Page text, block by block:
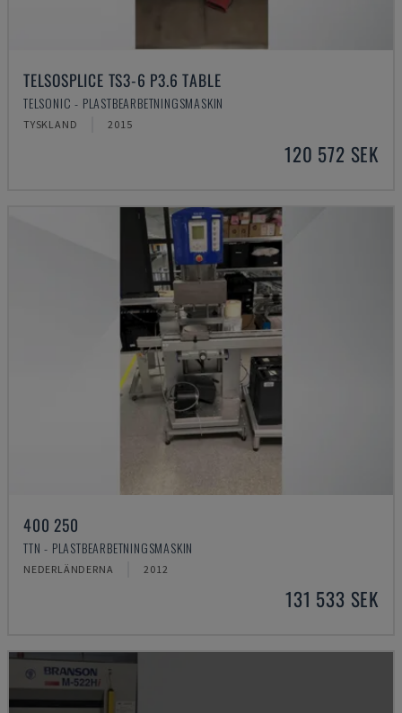
TELSOSPLICE TS3-6 P3.6 TABLE
TELSONIC - PLASTBEARBETNINGSMASKIN
TYSKLAND 2015
120 572 SEK
400 250
TTN - PLASTBEARBETNINGSMASKIN
NEDERLÄNDERNA 2012
131 533 SEK